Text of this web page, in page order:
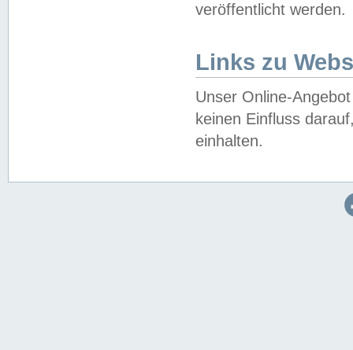
veröffentlicht werden.
Links zu
Unser Online-
keinen Einfluss
einhalten.